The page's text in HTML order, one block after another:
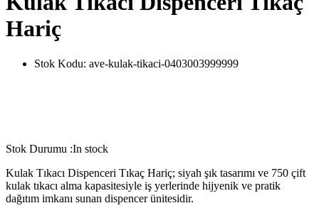
Hariç
Stok Kodu: ave-kulak-tikaci-0403003999999
Stok Durumu :In stock
Kulak Tıkacı Dispenceri Tıkaç Hariç; siyah şık tasarımı ve 750 çift
kulak tıkacı alma kapasitesiyle iş yerlerinde hijyenik ve pratik
dağıtım imkanı sunan dispencer ünitesidir.